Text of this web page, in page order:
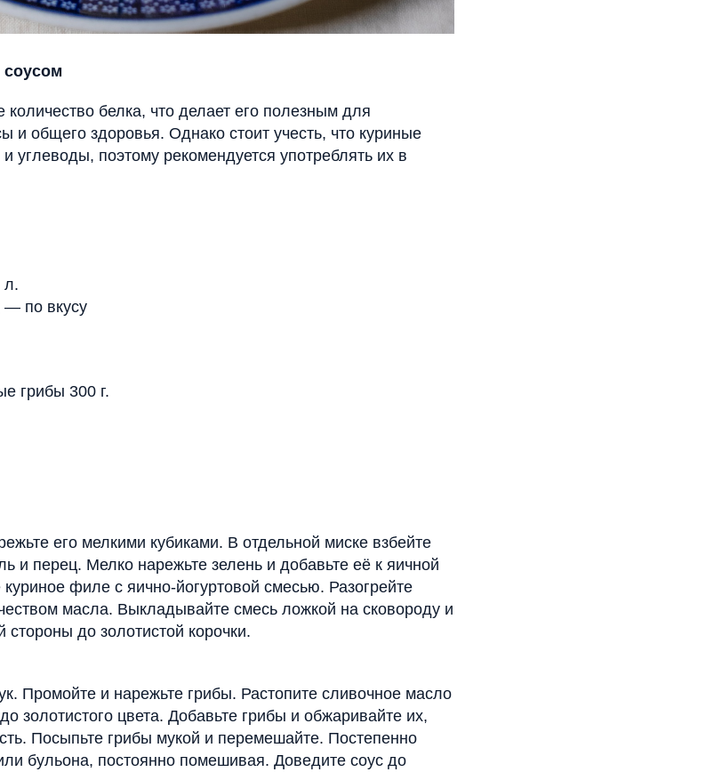
белка, что делает его полезным для
общего здоровья. Однако стоит учесть, что куриные
углеводы, поэтому рекомендуется употреблять их в
л.
— по вкусу
грибы 300 г.
его мелкими кубиками. В отдельной миске взбейте
и перец. Мелко нарежьте зелень и добавьте её к яичной
филе с яично-йогуртовой смесью. Разогрейте
масла. Выкладывайте смесь ложкой на сковороду и
до золотистой корочки.
Промойте и нарежьте грибы. Растопите сливочное масло
золотистого цвета. Добавьте грибы и обжаривайте их,
Посыпьте грибы мукой и перемешайте. Постепенно
бульона, постоянно помешивая. Доведите соус до